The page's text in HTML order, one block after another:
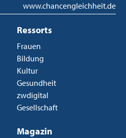
www.chancengleichheit.de
Ressorts
Frauen
Bildung
Kultur
Gesundheit
zwdigital
Gesellschaft
Magazin